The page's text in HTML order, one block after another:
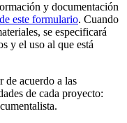
y documentación
este formulario. Cuando
se especificará
y el uso al que está
acuerdo a las
de cada proyecto: